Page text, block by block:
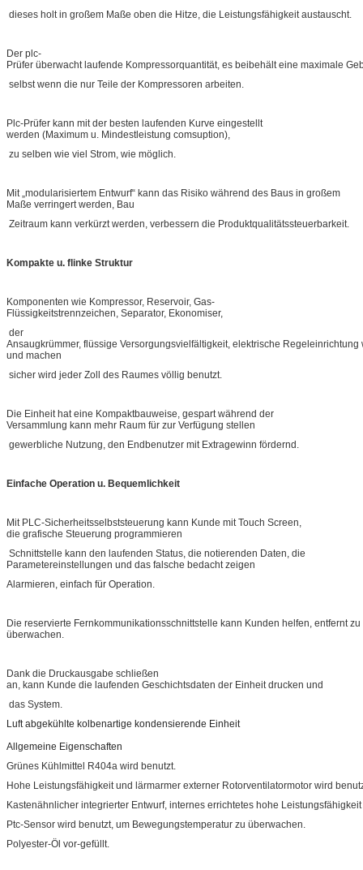
dieses holt in großem Maße oben die Hitze, die Leistungsfähigkeit austauscht.
Der plc-
Prüfer überwacht laufende Kompressorquantität, es beibehält eine maximale
selbst wenn die nur Teile der Kompressoren arbeiten.
Plc-Prüfer kann mit der besten laufenden Kurve eingestellt
werden (Maximum u. Mindestleistung comsuption),
zu selben wie viel Strom, wie möglich.
Mit „modularisiertem Entwurf“ kann das Risiko während des Baus in großem
Maße verringert werden, Bau
Zeitraum kann verkürzt werden, verbessern die Produktqualitätssteuerbarkeit.
Kompakte u. flinke Struktur
Komponenten wie Kompressor, Reservoir, Gas-
Flüssigkeitstrennzeichen, Separator, Ekonomiser,
der
Ansaugkrümmer, flüssige Versorgungsvielfältigkeit, elektrische
und machen
sicher wird jeder Zoll des Raumes völlig benutzt.
Die Einheit hat eine Kompaktbauweise, gespart während der
Versammlung kann mehr Raum für zur Verfügung stellen
gewerbliche Nutzung, den Endbenutzer mit Extragewinn fördernd.
Einfache Operation u. Bequemlichkeit
Mit PLC-Sicherheitsselbststeuerung kann Kunde mit Touch Screen,
die grafische Steuerung programmieren
Schnittstelle kann den laufenden Status, die notierenden Daten, die
Parametereinstellungen und das falsche bedacht zeigen
Alarmieren, einfach für Operation.
Die reservierte Fernkommunikationsschnittstelle kann Kunden helfen, entfernt zu
überwachen.
Dank die Druckausgabe schließen
an, kann Kunde die laufenden Geschichtsdaten der Einheit drucken und
das System.
Luft abgekühlte kolbenartige kondensierende Einheit
Allgemeine Eigenschaften
Grünes Kühlmittel R404a wird benutzt.
Hohe Leistungsfähigkeit und lärmarmer externer Rotorventilatormotor wird
Kastenähnlicher integrierter Entwurf, internes errichtetes hohe
Ptc-Sensor wird benutzt, um Bewegungstemperatur zu überwachen.
Polyester-Öl vor-gefüllt.